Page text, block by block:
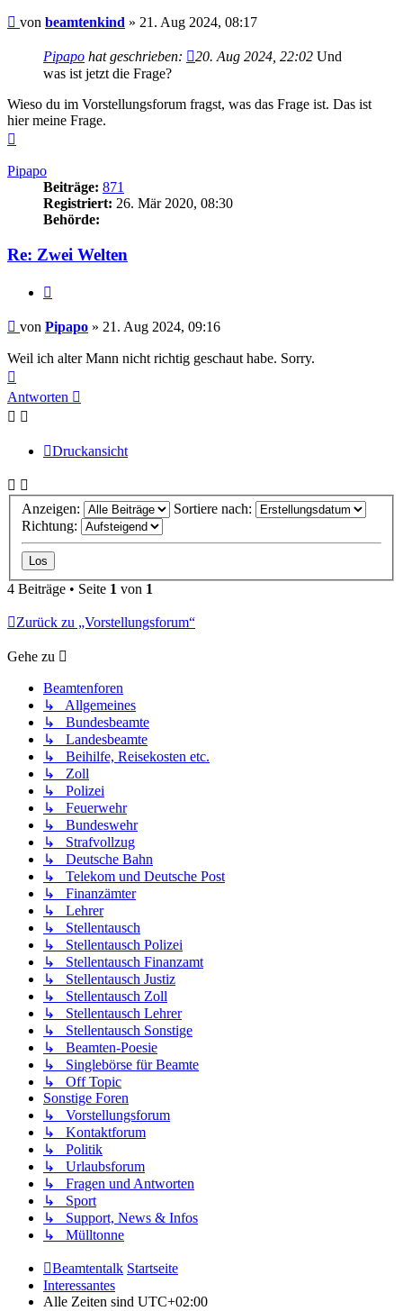
Beitrag
von beamtenkind » 21. Aug 2024, 08:17
Pipapo hat geschrieben: 20. Aug 2024, 22:02 Und
was ist jetzt die Frage?
Wieso du im Vorstellungsforum fragst, was das Frage ist. Das ist
hier meine Frage.
Pipapo
Beiträge: 871
Registriert: 26. Mär 2020, 08:30
Behörde:
Re: Zwei Welten
Beitrag
von Pipapo » 21. Aug 2024, 09:16
Weil ich alter Mann nicht richtig geschaut habe. Sorry.
oben
Antworten
Druckansicht
Anzeigen:
Sortiere nach:
Richtung:
4 Beiträge • Seite 1 von 1
Zurück zu „Vorstellungsforum“
Gehe zu
Beamtenforen
↳ Allgemeines
↳ Bundesbeamte
↳ Landesbeamte
↳ Beihilfe, Reisekosten etc.
↳ Zoll
↳ Polizei
↳ Feuerwehr
↳ Bundeswehr
↳ Strafvollzug
↳ Deutsche Bahn
↳ Telekom und Deutsche Post
↳ Finanzämter
↳ Lehrer
↳ Stellentausch
↳ Stellentausch Polizei
↳ Stellentausch Finanzamt
↳ Stellentausch Justiz
↳ Stellentausch Zoll
↳ Stellentausch Lehrer
↳ Stellentausch Sonstige
↳ Beamten-Poesie
↳ Singlebörse für Beamte
↳ Off Topic
Sonstige Foren
↳ Vorstellungsforum
↳ Kontaktforum
↳ Politik
↳ Urlaubsforum
↳ Fragen und Antworten
↳ Sport
↳ Support, News & Infos
↳ Mülltonne
Beamtentalk Startseite
Interessantes
Alle Zeiten sind UTC+02:00